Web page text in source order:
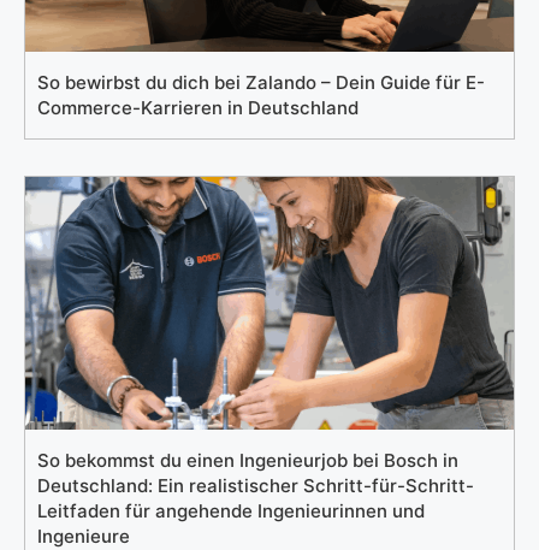
So bewirbst du dich bei Zalando – Dein Guide für E-
Commerce-Karrieren in Deutschland
So bekommst du einen Ingenieurjob bei Bosch in
Deutschland: Ein realistischer Schritt-für-Schritt-
Leitfaden für angehende Ingenieurinnen und
Ingenieure